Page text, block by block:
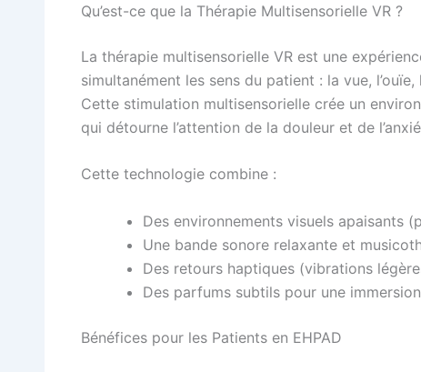
Qu’est-ce que la Thérapie Multisensorielle VR ?
La thérapie multisensorielle VR est une
simultanément les sens du patient : la vue,
Cette stimulation multisensorielle crée un
qui détourne l’attention de la douleur et de
Cette technologie combine :
Des environnements visuels apaisants
Une bande sonore relaxante et
Des retours haptiques (vibrations
Des parfums subtils pour une
Bénéfices pour les Patients en EHPAD